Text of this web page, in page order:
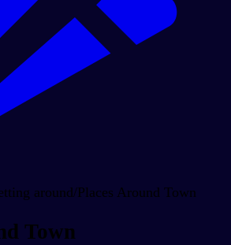
around/Places Around Town
Town